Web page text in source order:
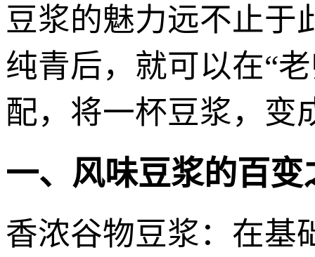
豆浆的魅力远不止于
纯青后，就可以在“
配，将一杯豆浆，变
一、风味豆浆的百变
香浓谷物豆浆：在基